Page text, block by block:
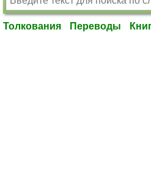
Толкования Переводы